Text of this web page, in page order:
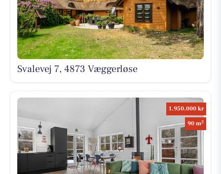
Svalevej 7, 4873 Væggerløse
1.950.000 kr
90 m2